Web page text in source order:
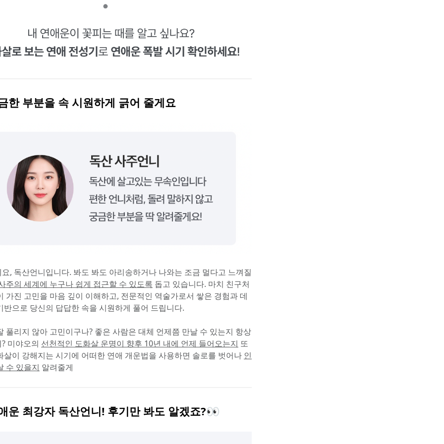
한 부분을 속 시원하게 긁어 줄게요
, 독산언니입니다. 봐도 봐도 아리송하거나 나와는 조금 멀다고 느껴질
주의 세계에 누구나 쉽게 접근할 수 있도록 돕고 있습니다. 마치 친구처
가진 고민을 마음 깊이 이해하고, 전문적인 역술가로서 쌓은 경험과 데
반으로 당신의 답답한 속을 시원하게 풀어 드립니다.
풀리지 않아 고민이구나? 좋은 사람은 대체 언제쯤 만날 수 있는지 항상
미야오의 선천적인 도화살 운명이 향후 10년 내에 언제 들어오는지 또
살이 강해지는 시기에 어떠한 연애 개운법을 사용하면 솔로를 벗어나 인
수 있을지 알려줄게
운 최강자 독산언니! 후기만 봐도 알겠죠?👀